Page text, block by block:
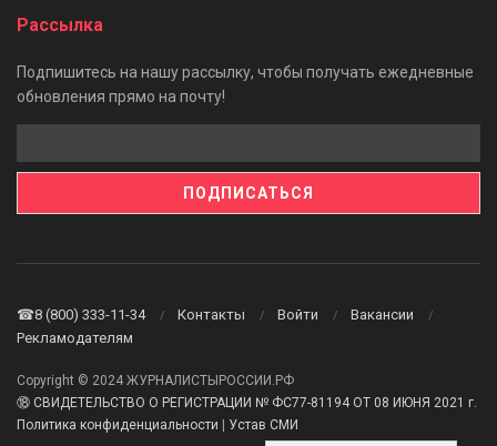
Рассылка
Подпишитесь на нашу рассылку, чтобы получать ежедневные
обновления прямо на почту!
☎8 (800) 333-11-34 Контакты Войти
Вакансии
Рекламодателям
Copyright © 2024 ЖУРНАЛИСТЫРОССИИ.РФ
⑱ СВИДЕТЕЛЬСТВО О РЕГИСТРАЦИИ № ФС77-81194 ОТ 08 ИЮНЯ 2021 г.
Политика конфиденциальности | Устав СМИ